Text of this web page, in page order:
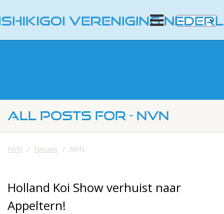
ALL POSTS FOR - NVN
NVN Nieuws NVN
Holland Koi Show verhuist naar
Appeltern!